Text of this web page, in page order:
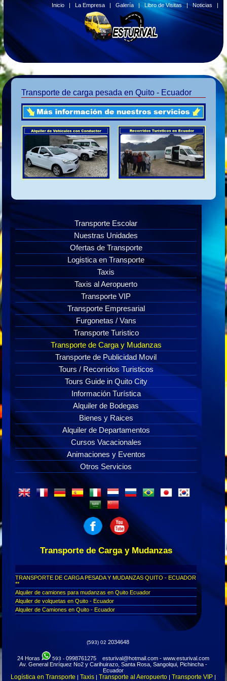
Inicio |La Empresa |Galería |Libro de Visitas|Noticias |
Transporte de carga pesada en Quito - Ecuador
Transporte Escolar
Nuestras Unidades
Ofertas de Transporte
Logistica en Transporte
Taxis
Taxis al Aeropuerto
Transporte VIP
Transporte Empresarial
Furgonetas / Vans
Transporte Turistico
Transporte de Carga y Mudanzas
Transporte de Publicidad Movil
Tours / Recorridos Turisticos
Tours Guide in Quito City
Información Turística
Alquiler de Bodegas
Bienes y Raices
Alquiler de Departamentos
Cursos Vacacionales
Animaciones y Eventos
Otros Servicios
Transporte de Carga y Mudanzas
TRANSPORTE DE CARGA PESADA Y MUDANZAS QUITO - ECUADOR
**
Alquiler de camiones para mudanzas en Quito Ecuador
Alquiler de volquetas en Quito - Ecuador
Alquiler de Camiones en Quito - Ecuador
Desbanques en Quito Ecuador
Mudanzas y Embalaje en Quito - Ecuador
Mudanzas en Quito Ecuador
Renta y alquiler de camiones en Quito - Ecuador
Servicio de Embalaje de casas y estibadores en Quito - Ecuador
(593) 02 2034648
24 Horas 593 - 0998761275 esturival@hotmail.com - www.esturival.com
Av. General Enríquez No2 y Carihuirazo, Santa Rosa, Sangolqui, Pichincha -
Ecuador
Logística en Transporte |Taxis |Transporte al Aeropuerto |Transporte VIP |